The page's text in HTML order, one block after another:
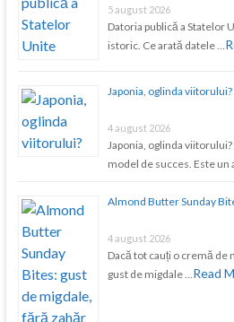
5 august 2026
Datoria publică a Statelor
istoric. Ce arată datele …
Japonia, oglinda viitorului?
4 august 2026
Japonia, oglinda
model de succes. Este
Almond Butter Sunday
4 august 2026
Dacă tot cauți o cremă de
gust de migdale …Read